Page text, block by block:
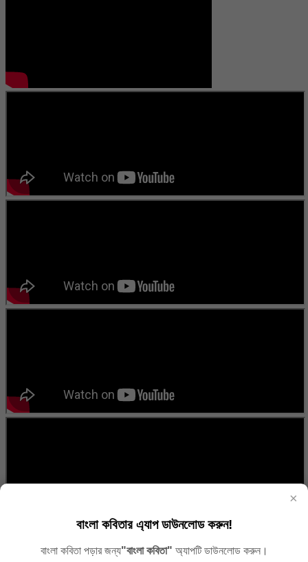
×
বাংলা কবিতার এ্যাপ ডাউনলোড করুন!
বাংলা কবিতা পড়ার জন্য"বাংলা কবিতা" অ্যাপটি ডাউনলোড করুন।